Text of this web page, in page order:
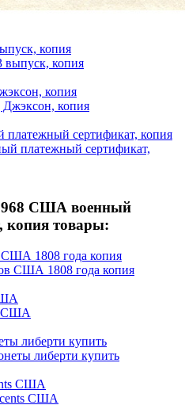
копия
копия
сертификат, копия
США военный
копия товары:
США 1808 года копия
либерти купить
США